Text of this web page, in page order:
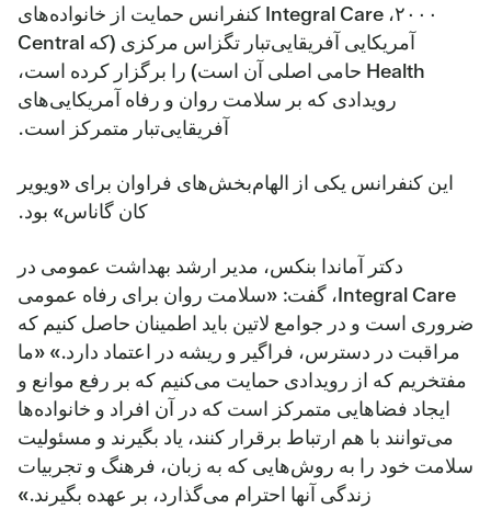
۲۰۰۰، Integral Care کنفرانس حمایت از خانواده‌های
آمریکایی آفریقایی‌تبار تگزاس مرکزی (که Central
Health حامی اصلی آن است) را برگزار کرده است،
رویدادی که بر سلامت روان و رفاه آمریکایی‌های
آفریقایی‌تبار متمرکز است.
این کنفرانس یکی از الهام‌بخش‌های فراوان برای «ویویر
کان گاناس» بود.
دکتر آماندا بنکس، مدیر ارشد بهداشت عمومی در
Integral Care، گفت: «سلامت روان برای رفاه عمومی
ضروری است و در جوامع لاتین باید اطمینان حاصل کنیم که
مراقبت در دسترس، فراگیر و ریشه در اعتماد دارد.» «ما
مفتخریم که از رویدادی حمایت می‌کنیم که بر رفع موانع و
ایجاد فضاهایی متمرکز است که در آن افراد و خانواده‌ها
می‌توانند با هم ارتباط برقرار کنند، یاد بگیرند و مسئولیت
سلامت خود را به روش‌هایی که به زبان، فرهنگ و تجربیات
زندگی آنها احترام می‌گذارد، بر عهده بگیرند.»